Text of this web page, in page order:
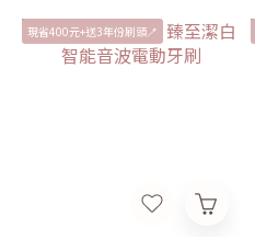
現省400元+送3年份刷頭🪥